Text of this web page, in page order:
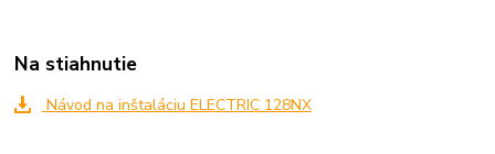
Na stiahnutie
Návod na inštaláciu ELECTRIC 128NX